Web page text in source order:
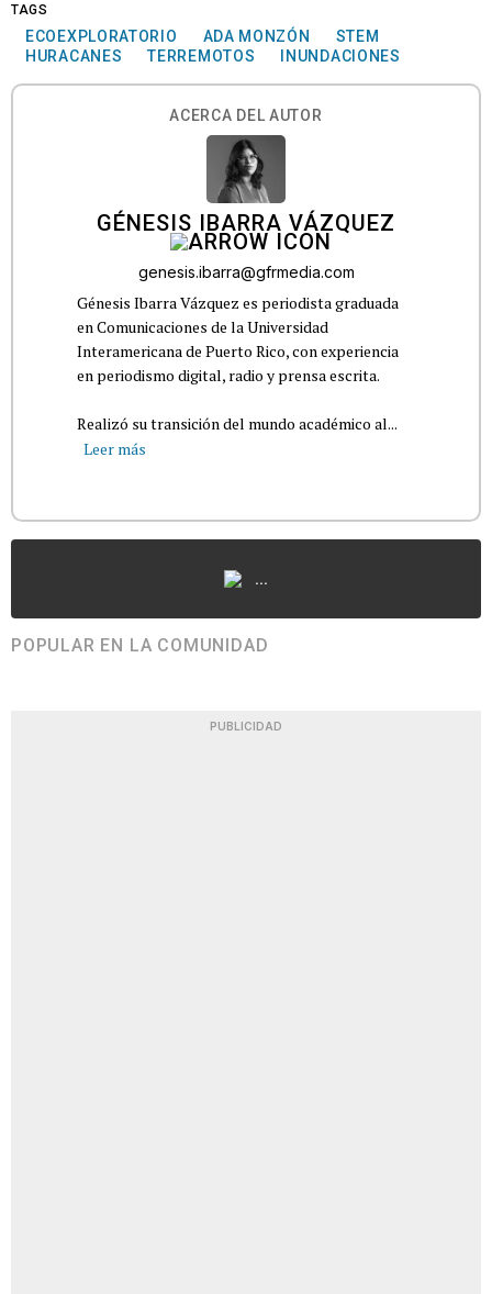
TAGS
ECOEXPLORATORIO ADA MONZÓN
STEM
HURACANES
TERREMOTOS INUNDACIONES
ACERCA DEL AUTOR
GÉNESIS IBARRA VÁZQUEZ
genesis.ibarra@gfrmedia.com
Génesis Ibarra Vázquez es periodista graduada
en Comunicaciones de la Universidad
Interamericana de Puerto Rico, con experiencia
en periodismo digital, radio y prensa escrita.
Realizó su transición del mundo académico al...
Leer más
...
POPULAR EN LA COMUNIDAD
PUBLICIDAD